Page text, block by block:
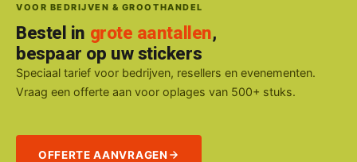
VOOR BEDRIJVEN & GROOTHANDEL
Bestel in grote aantallen,
bespaar op uw stickers
Speciaal tarief voor bedrijven, resellers en evenementen.
Vraag een offerte aan voor oplages van 500+ stuks.
OFFERTE AANVRAGEN